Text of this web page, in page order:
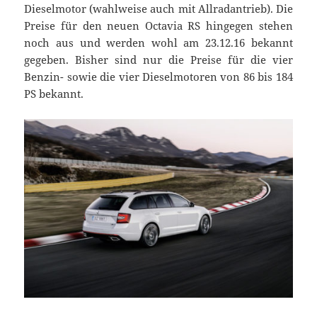
Dieselmotor (wahlweise auch mit Allradantrieb). Die
Preise für den neuen Octavia RS hingegen stehen
noch aus und werden wohl am 23.12.16 bekannt
gegeben. Bisher sind nur die Preise für die vier
Benzin- sowie die vier Dieselmotoren von 86 bis 184
PS bekannt.